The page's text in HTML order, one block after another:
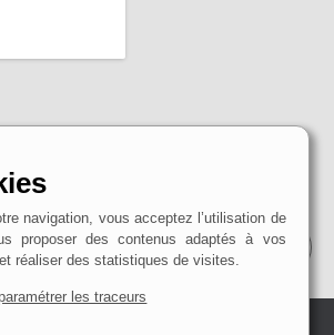
navigation, vous acceptez l’utilisation de
proposer des contenus adaptés à vos
réaliser des statistiques de visites.
les traceurs